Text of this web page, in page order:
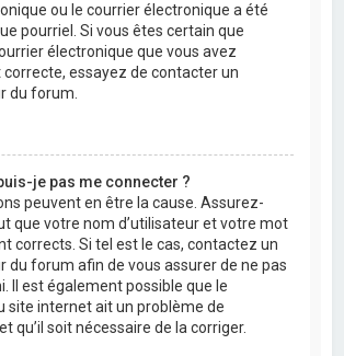
ou le courrier électronique a été
pourriel. Si vous êtes certain que
électronique que vous avez
essayez de contacter un
du forum.
je pas me connecter ?
peuvent en être la cause. Assurez-
que votre nom d’utilisateur et votre mot
corrects. Si tel est le cas, contactez un
du forum afin de vous assurer de ne pas
Il est également possible que le
site internet ait un problème de
qu’il soit nécessaire de la corriger.